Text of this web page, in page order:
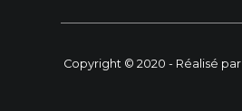
Copyright © 2020 - Réalisé par